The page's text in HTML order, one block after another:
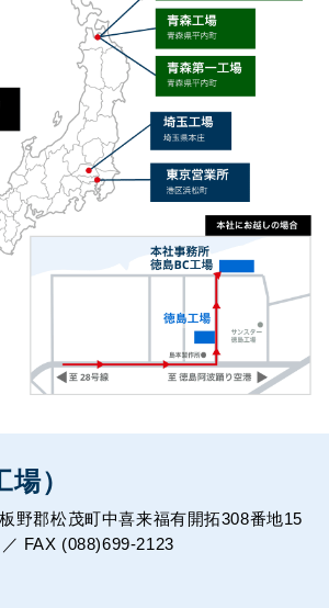
）
野郡松茂町中喜来福有開拓308番地15
FAX (088)699-2123